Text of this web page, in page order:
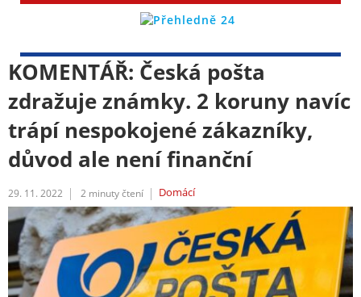
KOMENTÁŘ: Česká pošta
zdražuje známky. 2 koruny navíc
trápí nespokojené zákazníky,
důvod ale není finanční
29. 11. 2022 2 minuty čtení Domácí